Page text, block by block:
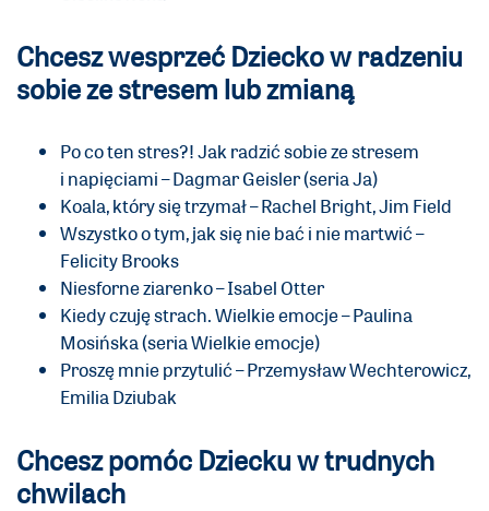
Chcesz wesprzeć Dziecko w radzeniu
sobie ze stresem lub zmianą
Po co ten stres?! Jak radzić sobie ze stresem
i napięciami – Dagmar Geisler (seria Ja)
Koala, który się trzymał – Rachel Bright, Jim Field
Wszystko o tym, jak się nie bać i nie martwić –
Felicity Brooks
Niesforne ziarenko – Isabel Otter
Kiedy czuję strach. Wielkie emocje – Paulina
Mosińska (seria Wielkie emocje)
Proszę mnie przytulić – Przemysław Wechterowicz,
Emilia Dziubak
Chcesz pomóc Dziecku w trudnych
chwilach